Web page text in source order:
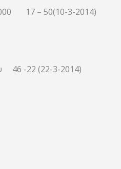
17 – 50(10-3-2014)
46 -22 (22-3-2014)